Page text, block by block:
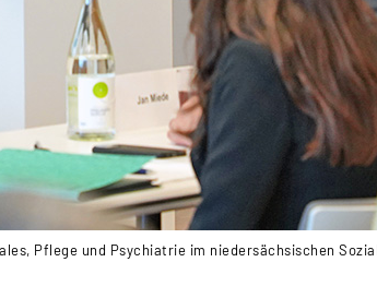
Pflege und Psychiatrie im niedersächsischen